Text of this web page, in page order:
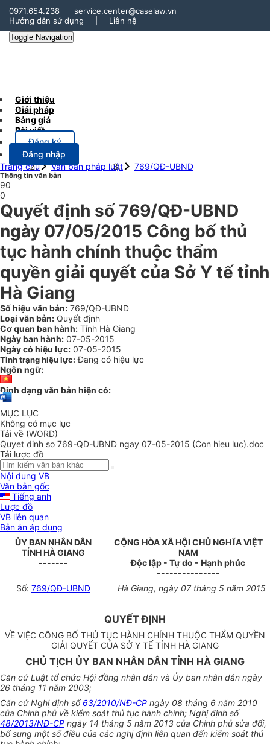
0971.654.238
service.center@caselaw.vn
Hướng dẫn sử dụng
Liên hệ
Toggle Navigation
Giới thiệu
Giải pháp
Bảng giá
Bài viết
Đăng ký
Đăng nhập
Trang chủ
Văn bản pháp luật 769/QĐ-UBND
Thông tin văn bản
90
0
Quyết định số 769/QĐ-UBND
ngày 07/05/2015 Công bố thủ
tục hành chính thuộc thẩm
quyền giải quyết của Sở Y tế tỉnh
Hà Giang
Số hiệu văn bản: 769/QĐ-UBND
Loại văn bản: Quyết định
Cơ quan ban hành: Tỉnh Hà Giang
Ngày ban hành: 07-05-2015
Ngày có hiệu lực: 07-05-2015
Tình trạng hiệu lực: Đang có hiệu lực
Ngôn ngữ:
Định dạng văn bản hiện có:
MỤC LỤC
Không có mục lục
Tải về (WORD)
Quyet dinh so 769-QD-UBND ngay 07-05-2015 (Con hieu luc).doc
Tải lược đồ
Nội dung VB
Văn bản gốc
Tiếng anh
Lược đồ
VB liên quan
Bản án áp dụng
ỦY BAN NHÂN DÂN
TỈNH HÀ GIANG
-------
CỘNG HÒA XÃ HỘI CHỦ NGHĨA VIỆT
NAM
Độc lập - Tự do - Hạnh phúc
---------------
Số: 769/QĐ-UBND Hà Giang, ngày07tháng 5 năm 2015
QUYẾT ĐỊNH
VỀ VIỆC CÔNG BỐ THỦ TỤC HÀNH CHÍNH THUỘC THẨM QUYỀN
GIẢI QUYẾT CỦA SỞ Y TẾ TỈNH HÀ GIANG
CHỦ TỊCH ỦY BAN NHÂN DÂN TỈNH HÀ GIANG
Căn cứ Luật tổ chức Hội đồng nhân dân và Ủy ban nhân dân ngày
26 tháng 11 năm 2003;
Căn cứ Nghị định số63/2010/NĐ-CP ngày 08 tháng 6 năm 2010
của Chính phủ về kiểm soát thủ tục hành chính; Nghị định số
48/2013/NĐ-CP ngày 14 tháng 5 năm 2013 của Chính phủ sửa đổi,
bổ sung một số điều của các nghị định liên quan đến kiểm soát thủ